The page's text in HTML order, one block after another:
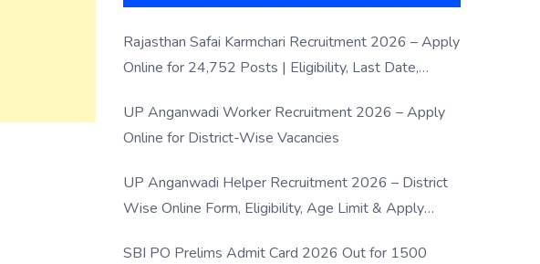
Rajasthan Safai Karmchari Recruitment 2026 – Apply
Online for 24,752 Posts | Eligibility, Last Date,
UP Anganwadi Worker Recruitment 2026 – Apply
Online for District-Wise Vacancies
UP Anganwadi Helper Recruitment 2026 – District
Wise Online Form, Eligibility, Age Limit & Apply
SBI PO Prelims Admit Card 2026 Out for 1500